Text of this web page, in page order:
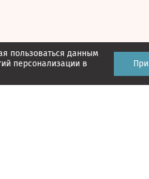
пользоваться данным
персонализации в